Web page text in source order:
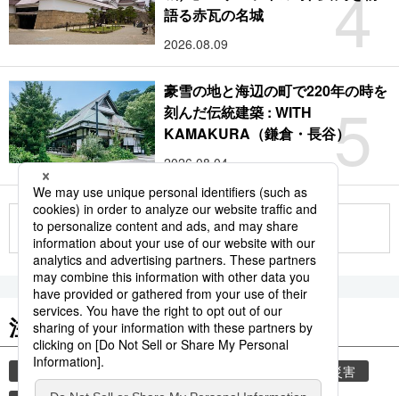
語る赤瓦の名城
2026.08.09
5
豪雪の地と海辺の町で220年の時を
刻んだ伝統建築 : WITH
KAMAKURA（鎌倉・長谷）
2026.08.04
もっと見る
注目のキーワード
共同通信ニュース
気象・災害